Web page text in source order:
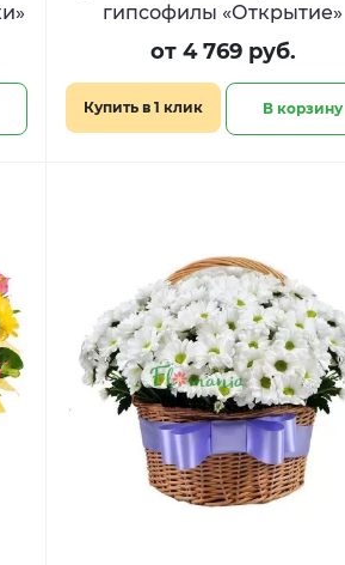
гипсофилы «Открытие»
от 4 769 руб.
Купить в 1 клик В корзину